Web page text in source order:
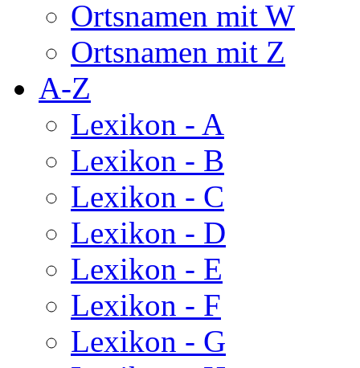
Ortsnamen mit W
Ortsnamen mit Z
A-Z
Lexikon - A
Lexikon - B
Lexikon - C
Lexikon - D
Lexikon - E
Lexikon - F
Lexikon - G